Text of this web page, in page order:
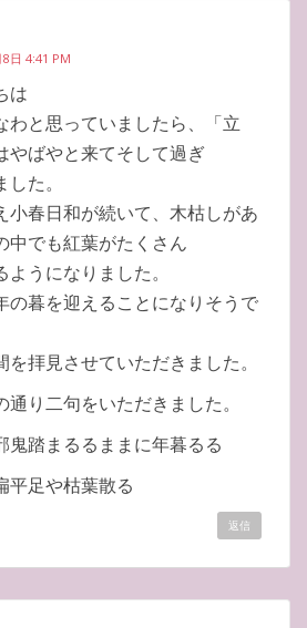
日 4:41 PM
は
わと思っていましたら、「立
やばやと来てそして過ぎ
た。
小春日和が続いて、木枯しがあ
中でも紅葉がたくさん
ようになりました。
の暮を迎えることになりそうで
を拝見させていただきました。
通り二句をいただきました。
鬼踏まるるままに年暮るる
平足や枯葉散る
返信